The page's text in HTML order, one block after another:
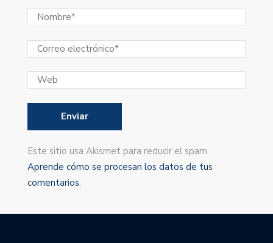
Este sitio usa Akismet para reducir el spam.
Aprende cómo se procesan los datos de tus
comentarios.